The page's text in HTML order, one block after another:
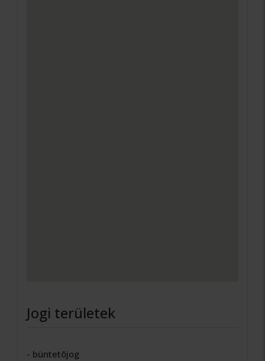
Jogi területek
- büntetõjog